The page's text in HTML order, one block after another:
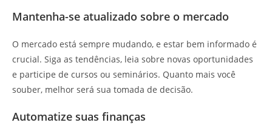
Mantenha-se atualizado sobre o mercado
O mercado está sempre mudando, e estar bem informado é
crucial. Siga as tendências, leia sobre novas oportunidades
e participe de cursos ou seminários. Quanto mais você
souber, melhor será sua tomada de decisão.
Automatize suas finanças